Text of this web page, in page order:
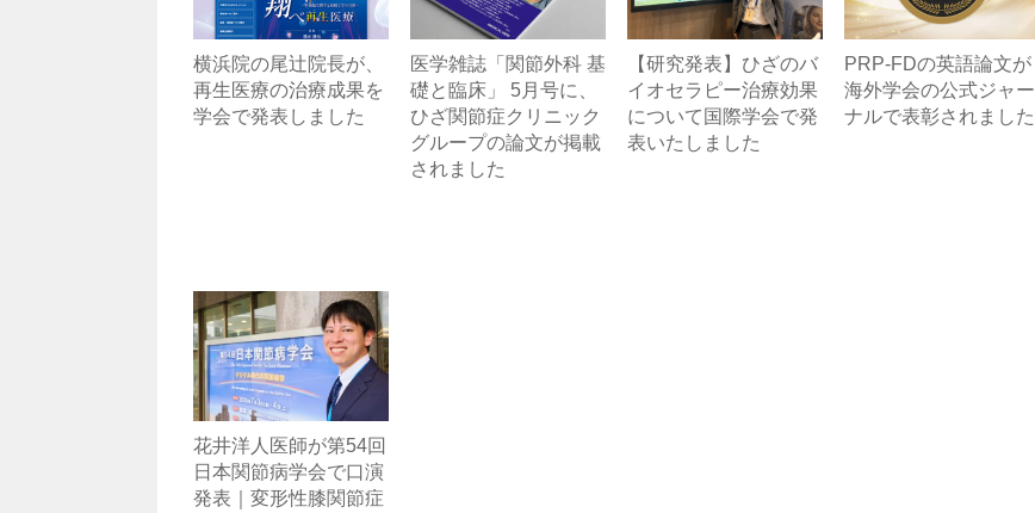
横浜院の尾辻院長が、
再生医療の治療成果を
学会で発表しました
医学雑誌「関節外科 基
礎と臨床」 5月号に、
ひざ関節症クリニック
グループの論文が掲載
されました
【研究発表】ひざのバ
イオセラピー治療効果
について国際学会で発
表いたしました
PRP-FDの英語論文が
海外学会の公式ジャー
ナルで表彰されました
花井洋人医師が第54回
日本関節病学会で口演
発表｜変形性膝関節症